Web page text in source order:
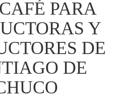
PARA
Y
DE
DE